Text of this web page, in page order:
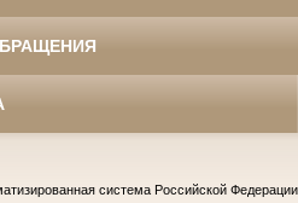
система Российской